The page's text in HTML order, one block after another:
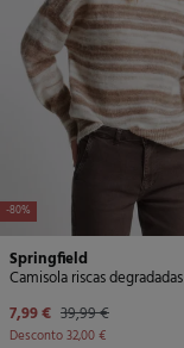
-80%
Springfield
Camisola riscas degradadas
7,99 € 39,99 €
Desconto32,00 €